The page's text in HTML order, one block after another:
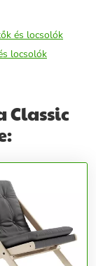
használható.
- a
és locsolók
locsolók
Classic